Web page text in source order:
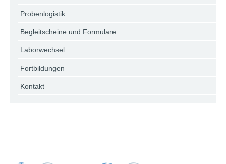
Probenlogistik
Begleitscheine und Formulare
Laborwechsel
Fortbildungen
Kontakt